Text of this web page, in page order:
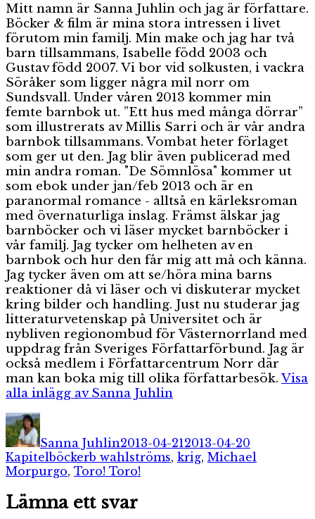
Mitt namn är Sanna Juhlin och jag är författare.
Böcker & film är mina stora intressen i livet
förutom min familj. Min make och jag har två
barn tillsammans, Isabelle född 2003 och
Gustav född 2007. Vi bor vid solkusten, i vackra
Söråker som ligger några mil norr om
Sundsvall. Under våren 2013 kommer min
femte barnbok ut. ”Ett hus med många dörrar”
som illustrerats av Millis Sarri och är vår andra
barnbok tillsammans. Vombat heter förlaget
som ger ut den. Jag blir även publicerad med
min andra roman. "De Sömnlösa" kommer ut
som ebok under jan/feb 2013 och är en
paranormal romance - alltså en kärleksroman
med övernaturliga inslag. Främst älskar jag
barnböcker och vi läser mycket barnböcker i
vår familj. Jag tycker om helheten av en
barnbok och hur den får mig att må och känna.
Jag tycker även om att se/höra mina barns
reaktioner då vi läser och vi diskuterar mycket
kring bilder och handling. Just nu studerar jag
litteraturvetenskap på Universitet och är
nybliven regionombud för Västernorrland med
uppdrag från Sveriges Författarförbund. Jag är
också medlem i Författarcentrum Norr där
man kan boka mig till olika författarbesök. Visa
alla inlägg av Sanna Juhlin
Författare
Sanna Juhlin2013-04-21 2013-04-20
KapitelböckerEtiketter
b wahlströms, krig, Michael
Morpurgo, Toro! Toro!
Lämna ett svar